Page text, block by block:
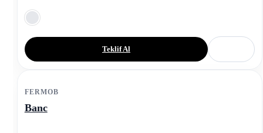
Teklif Al
FERMOB
Banc